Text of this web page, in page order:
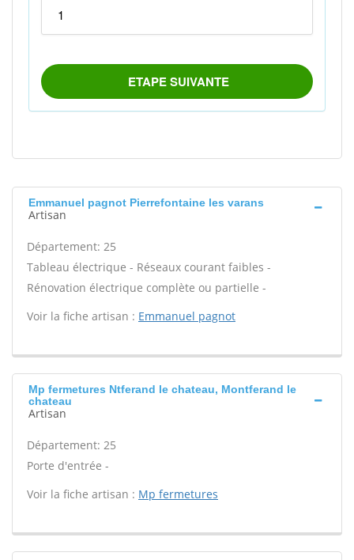
Emmanuel pagnot Pierrefontaine les varans
Artisan
Département: 25
Tableau électrique - Réseaux courant faibles -
Rénovation électrique complète ou partielle -
Voir la fiche artisan : Emmanuel pagnot
Mp fermetures Ntferand le chateau, Montferand le
chateau
Artisan
Département: 25
Porte d'entrée -
Voir la fiche artisan : Mp fermetures